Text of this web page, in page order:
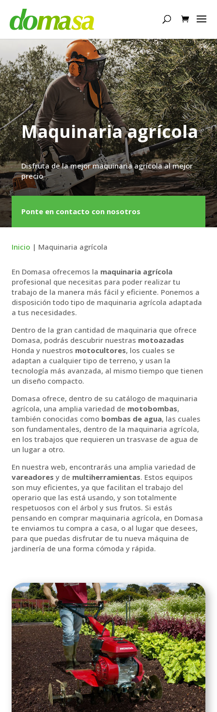
productos
Maquinaria agrícola
Disfruta de la mejor maquinaria agrícola al mejor
precio
Ponte en contacto con nosotros
Inicio | Maquinaria agrícola
En Domasa ofrecemos la maquinaria agrícola
profesional que necesitas para poder realizar tu
trabajo de la manera más fácil y eficiente. Ponemos a
disposición todo tipo de maquinaria agrícola adaptada
a tus necesidades.
Dentro de la gran cantidad de maquinaria que ofrece
Domasa, podrás descubrir nuestras motoazadas
Honda y nuestros motocultores, los cuales se
adaptan a cualquier tipo de terreno, y usan la
tecnología más avanzada, al mismo tiempo que tienen
un diseño compacto.
Domasa ofrece, dentro de su catálogo de maquinaria
agrícola, una amplia variedad de motobombas,
también conocidas como bombas de agua, las cuales
son fundamentales, dentro de la maquinaria agrícola,
en los trabajos que requieren un trasvase de agua de
un lugar a otro.
En nuestra web, encontrarás una amplia variedad de
vareadores y de multiherramientas. Estos equipos
son muy eficientes, ya que facilitan el trabajo del
operario que las está usando, y son totalmente
respetuosos con el árbol y sus frutos. Si estás
pensando en comprar maquinaria agrícola, en Domasa
te enviamos tu compra a casa, o al lugar que desees,
para que puedas disfrutar de tu nueva máquina de
jardinería de una forma cómoda y rápida.